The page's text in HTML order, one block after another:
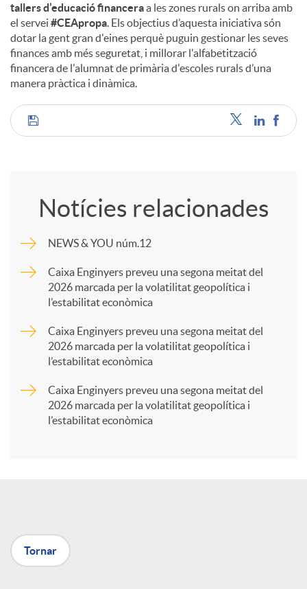
tallers d’educació financeraa les zones rurals on arriba amb
el servei #CEApropa. Els objectius d’aquesta iniciativa són
dotar la gent gran d'eines perquè puguin gestionar les seves
finances amb més seguretat, i millorar l'alfabetització
financera de l'alumnat de primària d'escoles rurals d’una
manera pràctica i dinàmica.
C
m
p
a
Notícies relacionades
NEWS & YOU núm.12
Caixa Enginyers preveu una segona meitat del
2026 marcada per la volatilitat geopolítica i
l’estabilitat econòmica
Caixa Enginyers preveu una segona meitat del
2026 marcada per la volatilitat geopolítica i
l’estabilitat econòmica
Caixa Enginyers preveu una segona meitat del
2026 marcada per la volatilitat geopolítica i
l’estabilitat econòmica
Tornar